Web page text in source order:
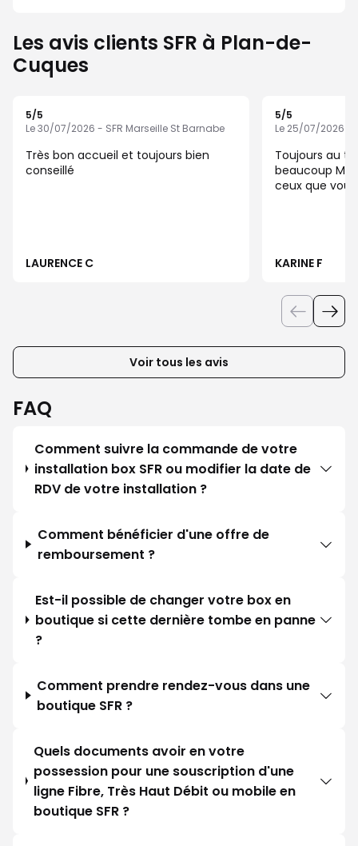
Les avis clients SFR à Plan-de-
Cuques
5/5
Le 30/07/2026 - SFR Marseille St Barnabe
Très bon accueil et toujours bien
conseillé
LAURENCE C
5/5
Le 25/07/2026 -
Toujours au
beaucoup
ceux que
KARINE F
Voir tous les avis
FAQ
Comment suivre la commande de votre
installation box SFR ou modifier la date de
RDV de votre installation ?
Comment bénéficier d'une offre de
remboursement ?
Est-il possible de changer votre box en
boutique si cette dernière tombe en panne
?
Comment prendre rendez-vous dans une
boutique SFR ?
Quels documents avoir en votre
possession pour une souscription d'une
ligne Fibre, Très Haut Débit ou mobile en
boutique SFR ?